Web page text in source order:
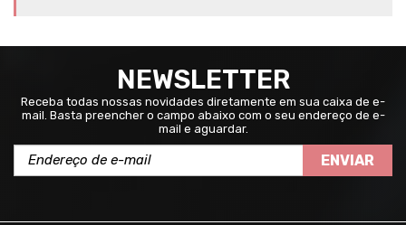
NEWSLETTER
Receba todas nossas novidades diretamente em sua caixa de e-
mail. Basta preencher o campo abaixo com o seu endereço de e-
mail e aguardar.
ENVIAR